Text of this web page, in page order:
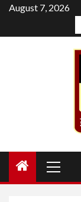
Skip
content
August 7, 2026
Menu